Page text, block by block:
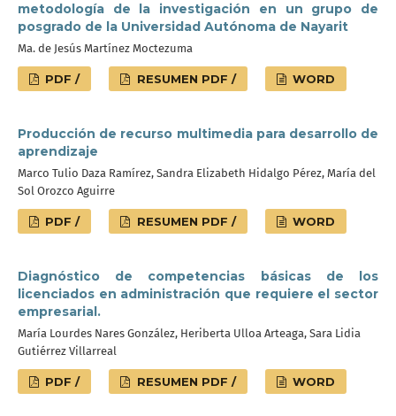
metodología de la investigación en un grupo de
posgrado de la Universidad Autónoma de Nayarit
Ma. de Jesús Martínez Moctezuma
PDF / RESUMEN PDF / WORD
Producción de recurso multimedia para desarrollo de
aprendizaje
Marco Tulio Daza Ramírez, Sandra Elizabeth Hidalgo Pérez, María del
Sol Orozco Aguirre
PDF / RESUMEN PDF / WORD
Diagnóstico de competencias básicas de los
licenciados en administración que requiere el sector
empresarial.
María Lourdes Nares González, Heriberta Ulloa Arteaga, Sara Lidia
Gutiérrez Villarreal
PDF / RESUMEN PDF / WORD